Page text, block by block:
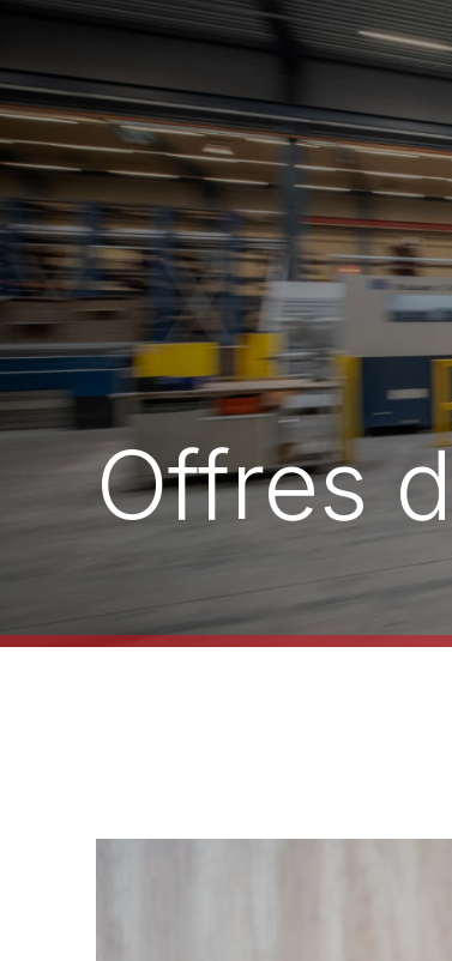
Offres